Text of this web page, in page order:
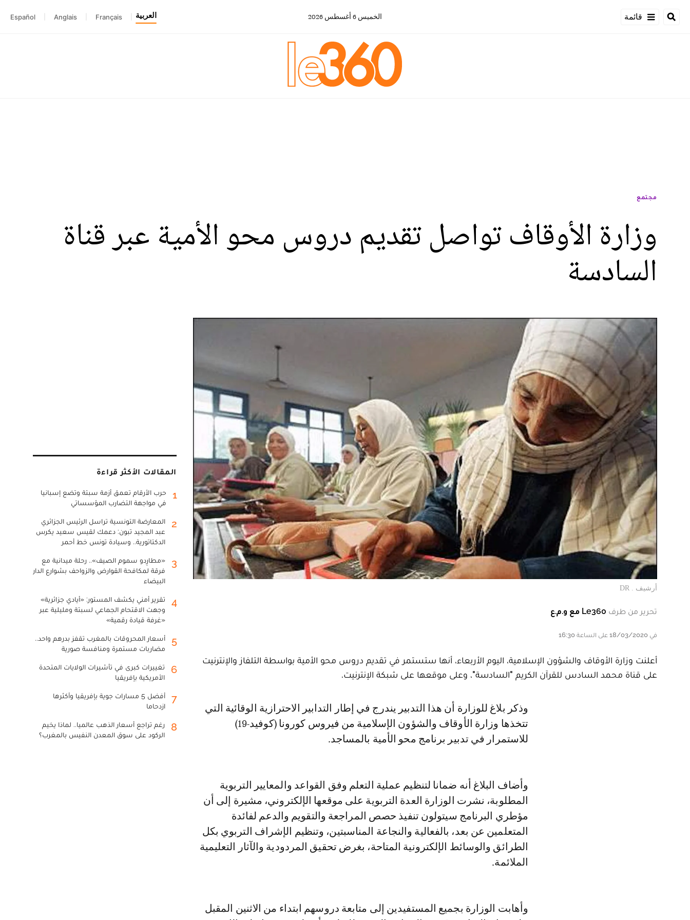
قائمة الخميس 6 أغسطس 2026 العربية Français
Anglais
Español
مجتمع
وزارة الأوقاف تواصل تقديم دروس محو الأمية عبر قناة
السادسة
أرشيف . DR
تحرير من طرف Le360 مع و.م.ع
في 18/03/2020 على الساعة 16:30
أعلنت وزارة الأوقاف والشؤون الإسلامية، اليوم الأربعاء، أنها ستستمر في تقديم دروس محو الأمية بواسطة التلفاز والإنترنيت
على قناة محمد السادس للقرآن الكريم "السادسة"، وعلى موقعها على شبكة الإنترنيت.
وذكر بلاغ للوزارة أن هذا التدبير يندرج في إطار التدابير الاحترازية الوقائية التي
تتخذها وزارة الأوقاف والشؤون الإسلامية من فيروس كورونا (كوفيد-19)
للاستمرار في تدبير برنامج محو الأمية بالمساجد.
وأضاف البلاغ أنه ضمانا لتنظيم عملية التعلم وفق القواعد والمعايير التربوية
المطلوبة، نشرت الوزارة العدة التربوية على موقعها الإلكتروني، مشيرة إلى أن
مؤطري البرنامج سيتولون تنفيذ حصص المراجعة والتقويم والدعم لفائدة
المتعلمين عن بعد، بالفعالية والنجاعة المناسبتين، وتنظيم الإشراف التربوي بكل
الطرائق والوسائط الإلكترونية المتاحة، بغرض تحقيق المردودية والآثار التعليمية
الملائمة.
وأهابت الوزارة بجميع المستفيدين إلى متابعة دروسهم ابتداء من الاثنين المقبل
المقالات الأكثر قراءة
1
حرب الأرقام تعمق أزمة سبتة وتضع إسبانيا
في مواجهة التضارب المؤسساتي
2
المعارضة التونسية تراسل الرئيس الجزائري
عبد المجيد تبون: دعمك لقيس سعيد يكرس
الدكتاتورية.. وسيادة تونس خط أحمر
3
«مطارِدو سموم الصيف».. رحلة ميدانية مع
فرقة لمكافحة القوارض والزواحف بشوارع الدار
البيضاء
4
تقرير أمني يكشف المستور: «أيادي جزائرية»
وجهت الاقتحام الجماعي لسبتة ومليلية عبر
«غرفة قيادة رقمية»
5
أسعار المحروقات بالمغرب تقفز بدرهم واحد..
مضاربات مستمرة ومنافسة صورية
6
تغييرات كبرى في تأشيرات الولايات المتحدة
الأمريكية بإفريقيا
7
أفضل 5 مسارات جوية بإفريقيا وأكثرها
ازدحاما
8
رغم تراجع أسعار الذهب عالميا.. لماذا يخيم
الركود على سوق المعدن النفيس بالمغرب؟